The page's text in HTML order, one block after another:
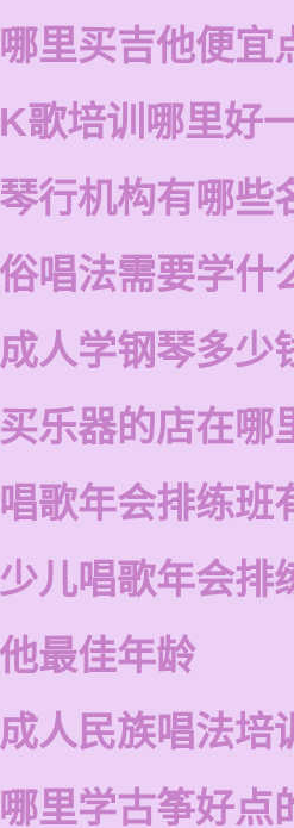
里买吉他便宜
歌培训哪里好
行机构有哪些
唱法需要学什
人学钢琴多少
乐器的店在哪
歌年会排练班
儿唱歌年会排
最佳年龄
人民族唱法培
里学古筝好点